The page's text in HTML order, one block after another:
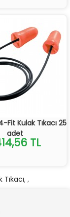
Fit Kulak Tıkacı 25
adet
TL
, ,